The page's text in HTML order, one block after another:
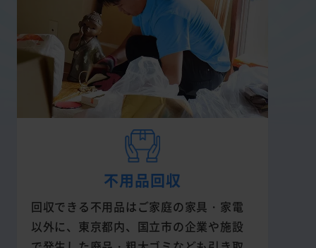
不用品回収
回収できる不用品はご家庭の家具・家電
以外に、東京都内、国立市の企業や施設